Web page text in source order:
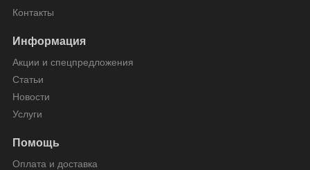
Контакты
Информация
Акции и спецпредложения
Статьи
Новости
Услуги
Помощь
Оплата и доставка